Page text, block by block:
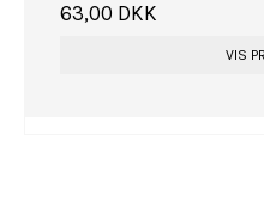
63,00 DKK
VIS